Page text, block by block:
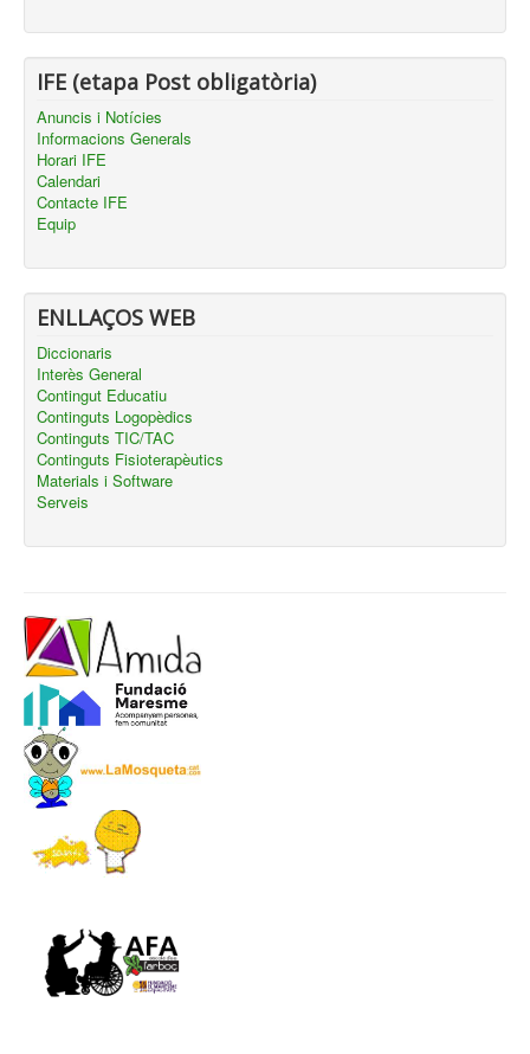
IFE (etapa Post obligatòria)
Anuncis i Notícies
Informacions Generals
Horari IFE
Calendari
Contacte IFE
Equip
ENLLAÇOS WEB
Diccionaris
Interès General
Contingut Educatiu
Continguts Logopèdics
Continguts TIC/TAC
Continguts Fisioterapèutics
Materials i Software
Serveis